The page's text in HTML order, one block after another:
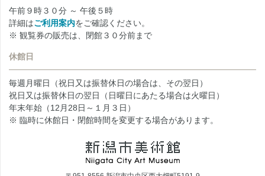
午前９時３０分 ～ 午後５時
詳細はご利用案内をご確認ください。
※ 観覧券の販売は、閉館３０分前まで
休館日
毎週月曜日（祝日又は振替休日の場合は、その翌日）
祝日又は振替休日の翌日（日曜日にあたる場合は火曜日）
年末年始（12月28日～１月３日）
※ 臨時に休館日・閉館時間を変更する場合があります。